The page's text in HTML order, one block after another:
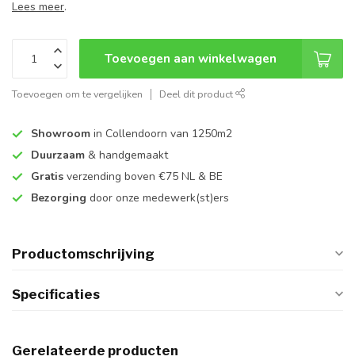
Lees meer.
Toevoegen aan winkelwagen
Toevoegen om te vergelijken Deel dit product
Showroom in Collendoorn van 1250m2
Duurzaam & handgemaakt
Gratis verzending boven €75 NL & BE
Bezorging door onze medewerk(st)ers
Productomschrijving
Specificaties
Gerelateerde producten